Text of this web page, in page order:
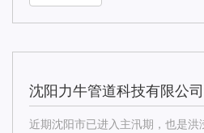
沈阳力牛管道科技有限公
近期沈阳市已进入主汛期，也是洪